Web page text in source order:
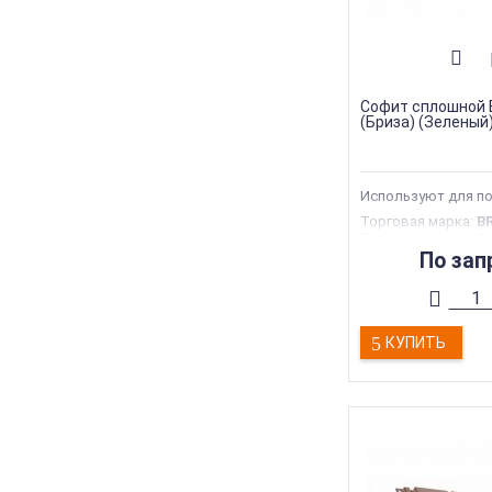
Софит сплошной
(Бриза)
Используют для
Торговая марка:
Тип продукции:
Страна
305 мм
По
КУПИТЬ